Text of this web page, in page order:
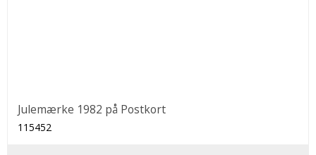
Julemærke 1982 på Postkort
115452